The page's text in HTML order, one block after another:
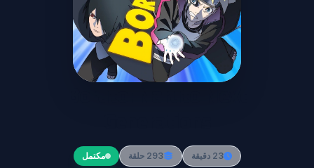
Boruto: Naruto Next
23 دقيقة 293 حلقة مكتمل